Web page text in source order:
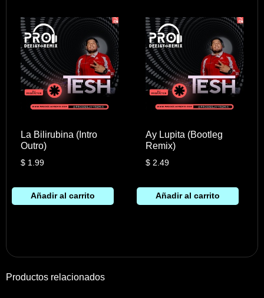
La Bilirubina (Intro
Outro)
$1.99
Añadir al carrito
Ay Lupita (Bootleg
Remix)
$ 2.49
Añadir al carrito
Productos relacionados